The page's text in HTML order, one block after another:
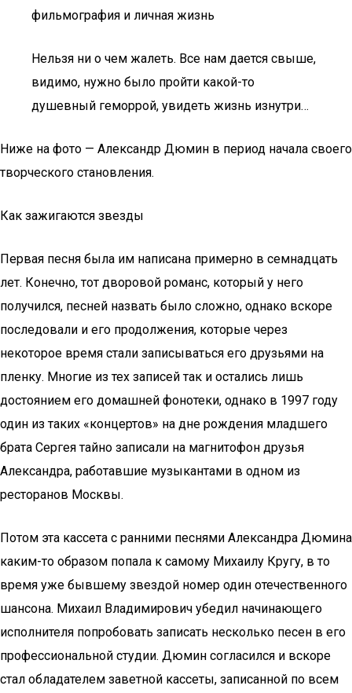
фильмография и личная жизнь
Нельзя ни о чем жалеть. Все нам дается свыше,
видимо, нужно было пройти какой-то
душевный геморрой, увидеть жизнь изнутри…
Ниже на фото — Александр Дюмин в период начала своего
творческого становления.
Как зажигаются звезды
Первая песня была им написана примерно в семнадцать
лет. Конечно, тот дворовой романс, который у него
получился, песней назвать было сложно, однако вскоре
последовали и его продолжения, которые через
некоторое время стали записываться его друзьями на
пленку. Многие из тех записей так и остались лишь
достоянием его домашней фонотеки, однако в 1997 году
один из таких «концертов» на дне рождения младшего
брата Сергея тайно записали на магнитофон друзья
Александра, работавшие музыкантами в одном из
ресторанов Москвы.
Потом эта кассета с ранними песнями Александра Дюмина
каким-то образом попала к самому Михаилу Кругу, в то
время уже бывшему звездой номер один отечественного
шансона. Михаил Владимирович убедил начинающего
исполнителя попробовать записать несколько песен в его
профессиональной студии. Дюмин согласился и вскоре
стал обладателем заветной кассеты, записанной по всем